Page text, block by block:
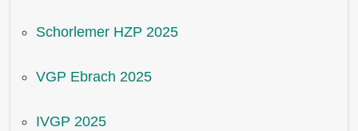
Schorlemer HZP 2025
VGP Ebrach 2025
IVGP 2025